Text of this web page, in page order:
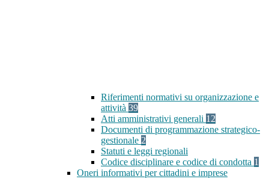
Riferimenti normativi su organizzazione e
attività 39
Atti amministrativi generali 12
Documenti di programmazione strategico-
gestionale 2
Statuti e leggi regionali
Codice disciplinare e codice di condotta 1
Oneri informativi per cittadini e imprese